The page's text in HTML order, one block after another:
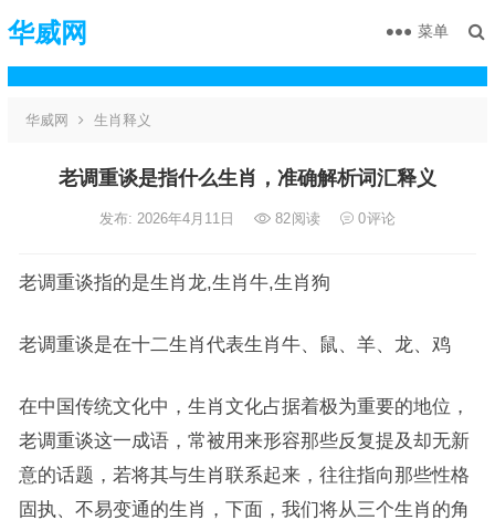
华威网 菜单
华威网 生肖释义
老调重谈是指什么生肖，准确解析词汇释义
发布: 2026年4月11日 82阅读 0评论
老调重谈指的是生肖龙,生肖牛,生肖狗
老调重谈是在十二生肖代表生肖牛、鼠、羊、龙、鸡
在中国传统文化中，生肖文化占据着极为重要的地位，
老调重谈这一成语，常被用来形容那些反复提及却无新
意的话题，若将其与生肖联系起来，往往指向那些性格
固执、不易变通的生肖，下面，我们将从三个生肖的角